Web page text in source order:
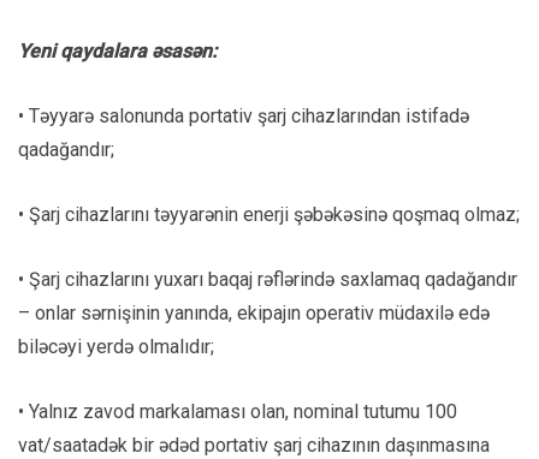
Yeni qaydalara əsasən:
• Təyyarə salonunda portativ şarj cihazlarından istifadə
qadağandır;
• Şarj cihazlarını təyyarənin enerji şəbəkəsinə qoşmaq olmaz;
• Şarj cihazlarını yuxarı baqaj rəflərində saxlamaq qadağandır
– onlar sərnişinin yanında, ekipajın operativ müdaxilə edə
biləcəyi yerdə olmalıdır;
• Yalnız zavod markalaması olan, nominal tutumu 100
vat/saatadək bir ədəd portativ şarj cihazının daşınmasına